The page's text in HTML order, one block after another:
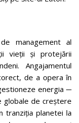
management al
vieții și protejării
Angajamentul
de a opera în
energia ─
globale de creștere
tranziția planetei la